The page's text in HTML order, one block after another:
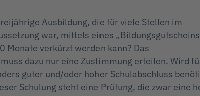
Ausbildung, die für viele Stellen im
war, mittels eines
Monate verkürzt werden kann? Das
dazu nur eine Zustimmung erteilen. Wird
guter und/oder hoher Schulabschluss
Schulung steht eine Prüfung, die zwar eine